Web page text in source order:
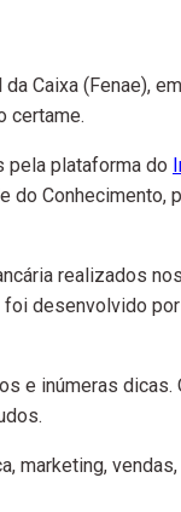
Caixa (Fenae),
certame.
pela plataforma do
Conhecimento,
realizados
foi desenvolvido
e inúmeras dicas.
marketing,